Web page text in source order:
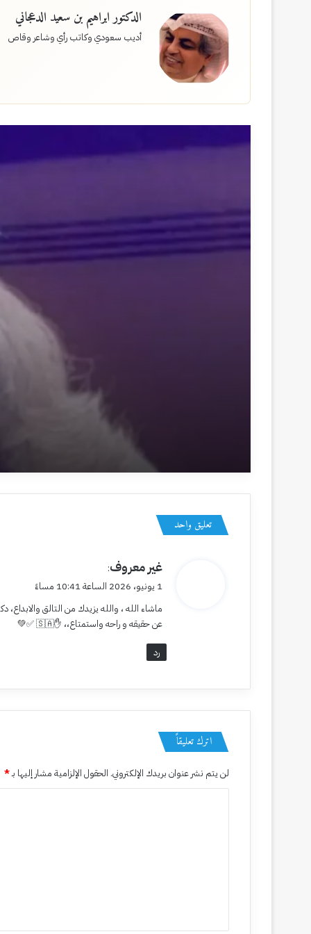
الدكتور ابراهيم بن سعيد الدعجاني
أديب سعودي وكاتب رأي وشاعر وقاص
مَا قِيمَةُ الْإِنْسَانِ إِلَّا مَوْقِفٌ
‏على طيفِ السؤال
11 يونيو، 2026
‏الــبعدُ يــركضُ في عروقي موغلاً
تعليق واحد
ي
ل
غير معروف:
1 يونيو، 2026 الساعة 10:41 مساءً
ماشاء الله ، والله يزيدك من التالق
عن حقيقه و راحه واستمتاع،، ✋🇸🇦 ✅💚
رد
اترك تعليقاً
لن يتم نشر عنوان بريدك الإلكتروني. الحقول الإلزامية مشار إليها بـ*